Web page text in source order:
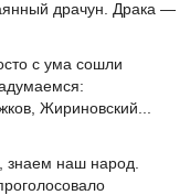
драчун. Драка —
с ума сошли
Жириновский...
знаем наш народ.